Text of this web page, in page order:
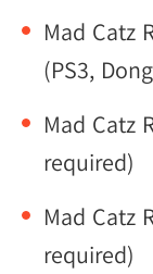
Mad Catz
(PS3,
Mad Catz
required)
Mad Catz
required)